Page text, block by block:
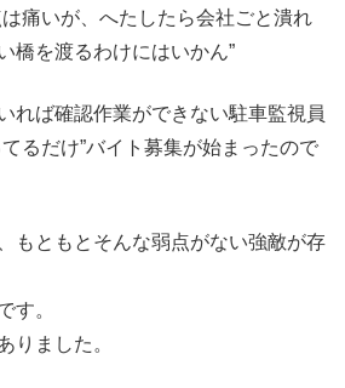
痛いが、へたしたら会社ごと潰れ
橋を渡るわけにはいかん”
れば確認作業ができない駐車監視員
るだけ”バイト募集が始まったので
もともとそんな弱点がない強敵が存
す。
りました。